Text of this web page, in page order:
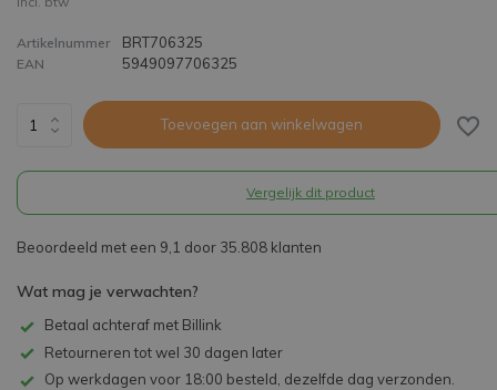
Artikelnummer BRT706325
EAN 5949097706325
Toevoegen aan winkelwagen
Vergelijk dit product
Beoordeeld met een 9,1 door 35.808 klanten
Wat mag je verwachten?
Betaal achteraf met Billink
Retourneren tot wel 30 dagen later
Op werkdagen voor 18:00 besteld, dezelfde dag verzonden.